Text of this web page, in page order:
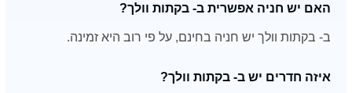
האם יש חניה אפשרית ב- בקתות וולך?
ב- בקתות וולך יש חניה בחינם, על פי רוב היא זמינה.
איזה חדרים יש ב- בקתות וולך?